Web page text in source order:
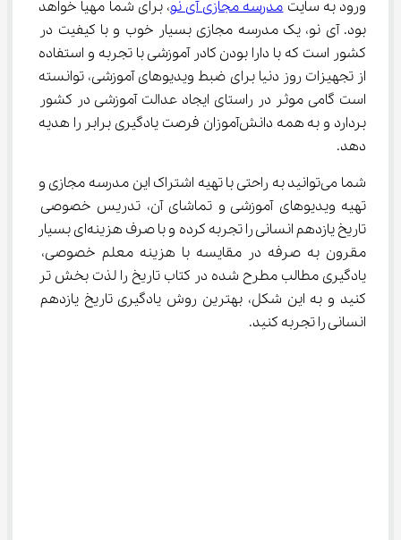
ورود به سایت مدرسه مجازی آی نو، برای شما مهیا خواهد
بود. آی نو، یک مدرسه مجازی بسیار خوب و با کیفیت در
کشور است که با دارا بودن کادر آموزشی با تجربه و استفاده
از تجهیزات روز دنیا برای ضبط ویدیوهای آموزشی، توانسته
است گامی موثر در راستای ایجاد عدالت آموزشی در کشور
بردارد و به همه دانش‌آموزان فرصت یادگیری برابر را هدیه
دهد.
شما می‌توانید به راحتی با تهیه اشتراک این مدرسه مجازی و
تهیه ویدیوهای آموزشی و تماشای آن، تدریس خصوصی
تاریخ یازدهم انسانی را تجربه کرده و با صرف هزینه‌ای بسیار
مقرون به صرفه در مقایسه با هزینه معلم خصوصی،
یادگیری مطالب مطرح شده در کتاب تاریخ را لذت بخش تر
کنید و به این شکل، بهترین روش یادگیری تاریخ یازدهم
انسانی را تجربه کنید.